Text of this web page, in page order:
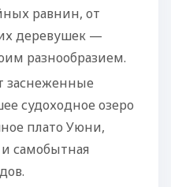
равнин, от
деревушек —
разнообразием.
заснеженные
судоходное озеро
плато Уюни,
самобытная